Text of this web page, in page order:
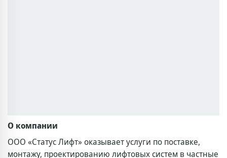
О компании
ООО «Статус Лифт» оказывает услуги по поставке,
монтажу, проектированию лифтовых систем в частные